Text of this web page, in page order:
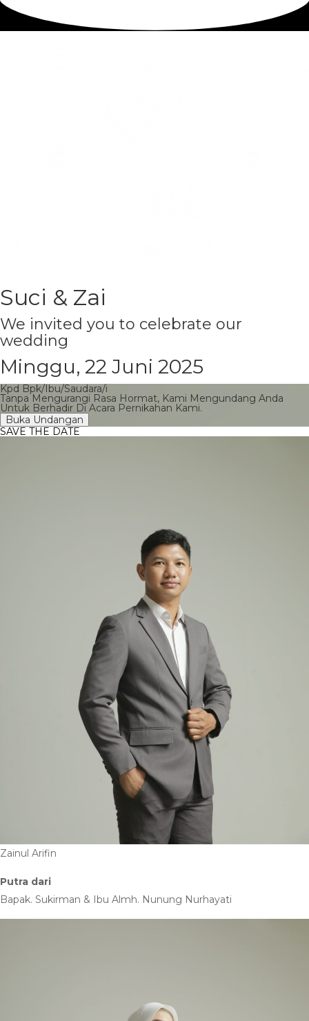
Suci & Zai
We invited you to celebrate our
wedding
Minggu, 22 Juni 2025
Kpd Bpk/Ibu/Saudara/i
Tanpa Mengurangi Rasa Hormat, Kami Mengundang Anda
Untuk Berhadir Di Acara Pernikahan Kami.
Buka Undangan
SAVE THE DATE
Zainul Arifin
Putra dari
Bapak. Sukirman & Ibu Almh. Nunung Nurhayati